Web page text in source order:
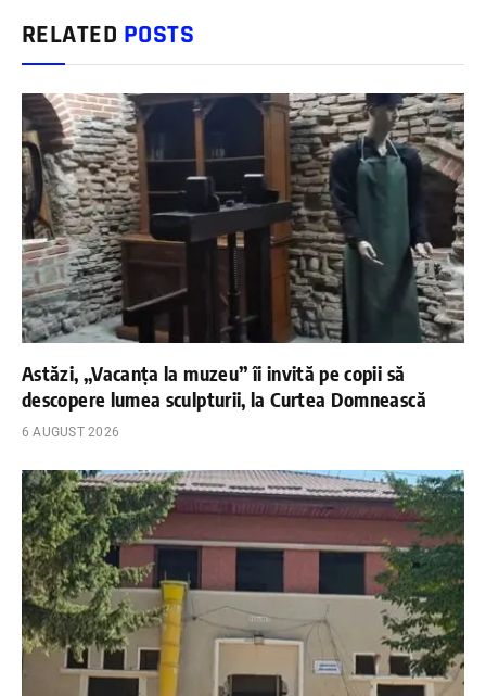
RELATED POSTS
Astăzi, „Vacanța la muzeu” îi invită pe copii să
descopere lumea sculpturii, la Curtea Domnească
6 AUGUST 2026